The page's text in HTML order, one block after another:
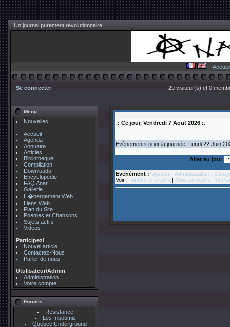
Un journal purement révolutionnaire
Accueil
Se connecter 29 visiteur(s) et 0
Menu
Nouvelles
Accueil
Agenda
Annuaire
Articles
Bibliotheque
Compilation
Downloads
Encyclopedie
FAQ Anar
Gallerie
H�bergement Web
Liens Web
Plan du Site
Poemes et Chansons
Sujets actifs
Videos
Participez!
Nouvel article
Contactez-Nous
Parler de nous
Utulisateur/Admin
Administration
Votre compte
Forums
Resistance
Les Insoumis
Quebec Underground
.: Ce jour, Vendredi 7 Aout 2026 :.
Evènements pour la journée: Lundi 22 Juin
Aller au jour
Evénèment : Ajouter | Administration |
Voir : Année en cours | Mois en cours |